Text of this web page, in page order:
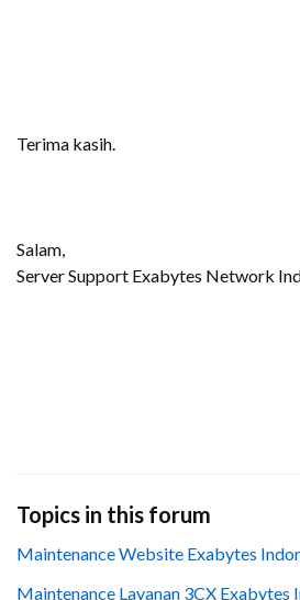
Terima kasih.
Salam,
Server Support Exabytes Network
Topics in this forum
Maintenance Website Exabytes
Maintenance Layanan 3CX Exabytes